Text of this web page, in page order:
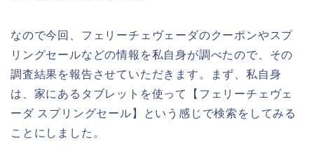
なので今回、フェリーチェヴェーダのクーポンやスプ
リングセールなどの情報を私自身が調べたので、その
調査結果を報告させていただきます。まず、私自身
は、家にあるタブレットを使って【フェリーチェヴェ
ーダ スプリングセール】という感じで検索をしてみる
ことにしました。